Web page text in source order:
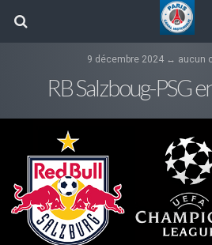
9 décembre 2024 ↔ aucun
RB Salzboug-PSG